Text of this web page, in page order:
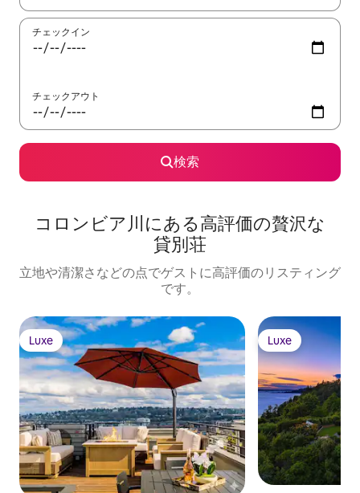
チェックイン
チェックアウト
検索
コロンビア川に⁠あ⁠る高⁠評⁠価⁠の贅⁠沢⁠な
貸⁠別⁠荘
立地や清潔さなどの点でゲストに高評価のリスティング
です。
Luxe
Luxe Luxe
Luxe